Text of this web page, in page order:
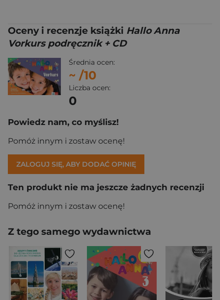
Oceny i recenzje książki Hallo Anna
Vorkurs podręcznik + CD
Średnia ocen:
~ /10
Liczba ocen:
0
Powiedz nam, co myślisz!
Pomóż innym i zostaw ocenę!
ZALOGUJ SIĘ, ABY DODAĆ OPINIĘ
Ten produkt nie ma jeszcze żadnych recenzji
Pomóż innym i zostaw ocenę!
Z tego samego wydawnictwa